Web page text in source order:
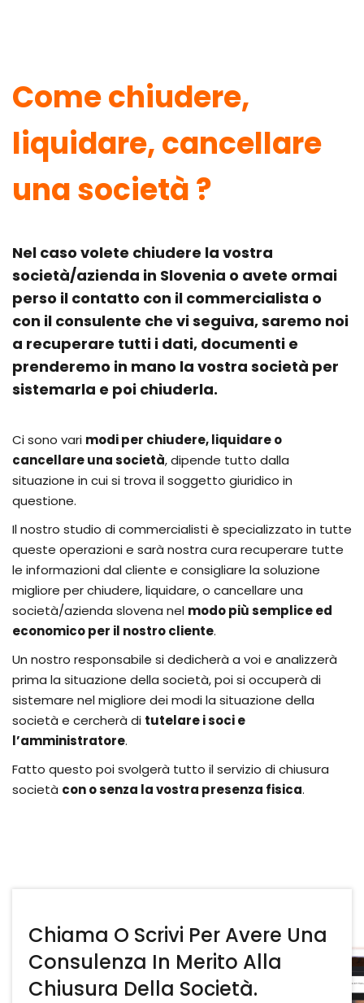
Come chiudere,
liquidare, cancellare
una società?
Nel caso volete chiudere la vostra
società/azienda in Slovenia o avete ormai
perso il contatto con il commercialista o
con il consulente che vi seguiva, saremo noi
a recuperare tutti i dati, documenti e
prenderemo in mano la vostra società per
sistemarla e poi chiuderla.
Ci sono vari modi per chiudere, liquidare o
cancellare una società, dipende tutto dalla
situazione in cui si trova il soggetto giuridico in
questione.
Il nostro studio di commercialisti è specializzato in tutte
queste operazioni e sarà nostra cura recuperare tutte
le informazioni dal cliente e consigliare la soluzione
migliore per chiudere, liquidare, o cancellare una
società/azienda slovena nel modo più semplice ed
economico per il nostro cliente.
Un nostro responsabile si dedicherà a voi e analizzerà
prima la situazione della società, poi si occuperà di
sistemare nel migliore dei modi la situazione della
società e cercherà di tutelare i soci e
l’amministratore.
Fatto questo poi svolgerà tutto il servizio di chiusura
società con o senza la vostra presenza fisica.
Chiama O Scrivi Per Avere Una
Consulenza In Merito Alla
Chiusura Della Società.